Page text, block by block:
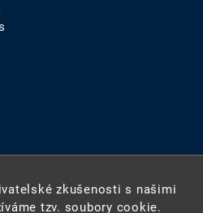
zkušenosti s našimi
tzv. soubory cookie.